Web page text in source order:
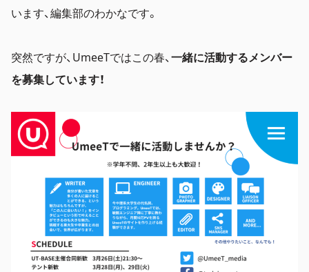
います、編集部のわかなです。
突然ですが、UmeeTではこの春、一緒に活動するメンバー
を募集しています！